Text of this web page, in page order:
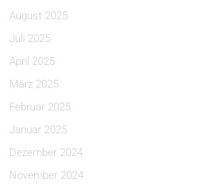
August 2025
Juli 2025
April 2025
März 2025
Februar 2025
Januar 2025
Dezember 2024
November 2024